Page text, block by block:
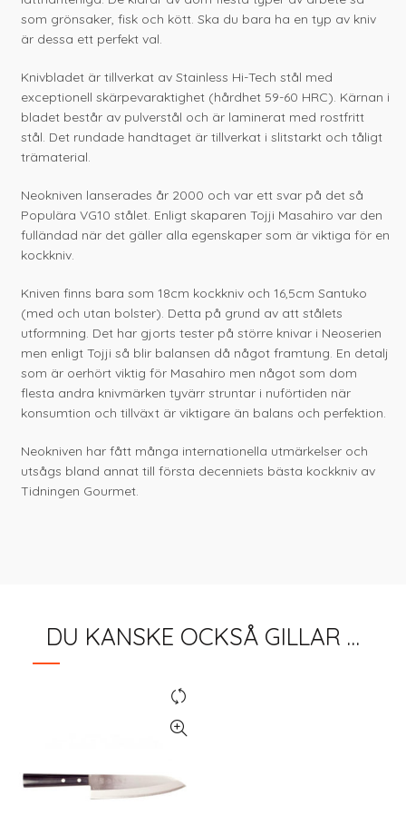
som grönsaker, fisk och kött. Ska du bara ha en typ av kniv
är dessa ett perfekt val.
Knivbladet är tillverkat av Stainless Hi-Tech stål med
exceptionell skärpevaraktighet (hårdhet 59-60 HRC). Kärnan i
bladet består av pulverstål och är laminerat med rostfritt
stål. Det rundade handtaget är tillverkat i slitstarkt och tåligt
trämaterial.
Neokniven lanserades år 2000 och var ett svar på det så
Populära VG10 stålet. Enligt skaparen Tojji Masahiro var den
fulländad när det gäller alla egenskaper som är viktiga för en
kockkniv.
Kniven finns bara som 18cm kockkniv och 16,5cm Santuko
(med och utan bolster). Detta på grund av att stålets
utformning. Det har gjorts tester på större knivar i Neoserien
men enligt Tojji så blir balansen då något framtung. En detalj
som är oerhört viktig för Masahiro men något som dom
flesta andra knivmärken tyvärr struntar i nuförtiden när
konsumtion och tillväxt är viktigare än balans och perfektion.
Neokniven har fått många internationella utmärkelser och
utsågs bland annat till första decenniets bästa kockkniv av
Tidningen Gourmet.
DU KANSKE OCKSÅ GILLAR …